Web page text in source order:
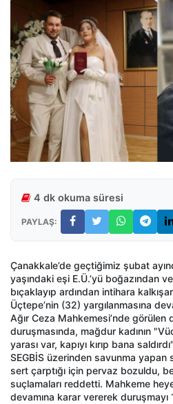
4 dk okuma süresi
PAYLAŞ:
Çanakkale’de geçtiğimiz şubat
yaşındaki eşi E.Ü.’yü boğazından
bıçaklayıp ardından intihara
Üçtepe’nin (32) yargılanmasına
Ağır Ceza Mahkemesi’nde görülen
duruşmasında, mağdur kadının
yarası var, kapıyı kırıp bana
SEGBİS üzerinden savunma yapan
sert çarptığı için pervaz bozuldu,
suçlamaları reddetti. Mahkeme
devamına karar vererek duruşmayı